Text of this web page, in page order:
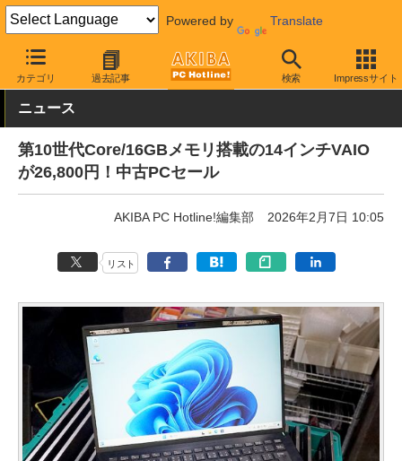
Powered by Translate
カテゴリ 過去記事 検索 Impressサイト
AKIBA PC Hotline! 秋葉原情報 価格情報 特価情報
ニュース
第10世代Core/16GBメモリ搭載の14インチVAIO
が26,800円！中古PCセール
AKIBA PC Hotline!編集部 2026年2月7日 10:05
リスト